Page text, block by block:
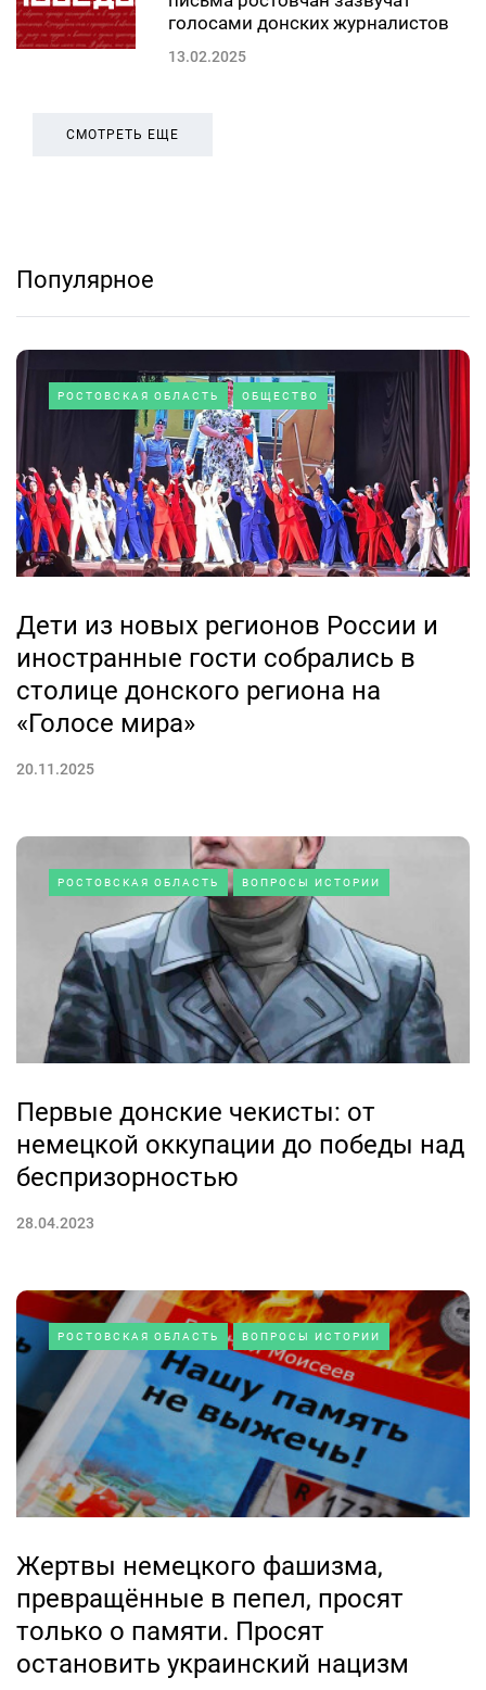
голосами донских журналистов
13.02.2025
СМОТРЕТЬ ЕЩЕ
Популярное
РОСТОВСКАЯ ОБЛАСТЬ ОБЩЕСТВО
Дети из новых регионов России и
иностранные гости собрались в
столице донского региона на
«Голосе мира»
20.11.2025
РОСТОВСКАЯ ОБЛАСТЬ ВОПРОСЫ ИСТОРИИ
Первые донские чекисты: от
немецкой оккупации до победы над
беспризорностью
28.04.2023
РОСТОВСКАЯ ОБЛАСТЬ ВОПРОСЫ ИСТОРИИ
Жертвы немецкого фашизма,
превращённые в пепел, просят
только о памяти. Просят
остановить украинский нацизм